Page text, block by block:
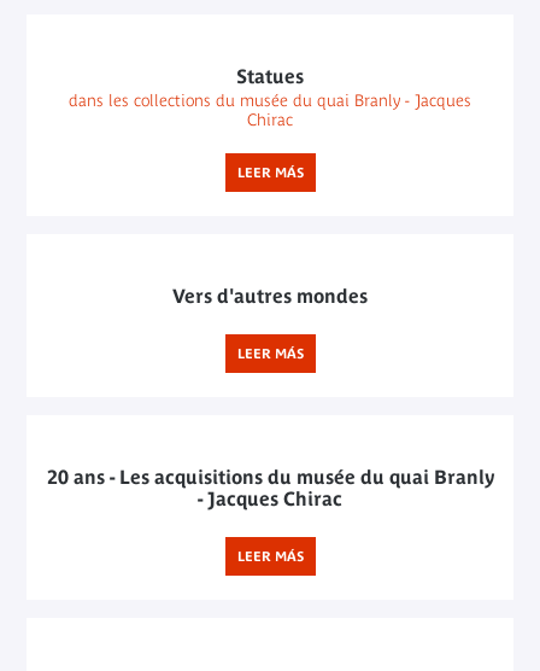
Statues
dans les collections du musée du quai Branly - Jacques
Chirac
LEER MÁS
Vers d'autres mondes
LEER MÁS
20 ans - Les acquisitions du musée du quai Branly
- Jacques Chirac
LEER MÁS